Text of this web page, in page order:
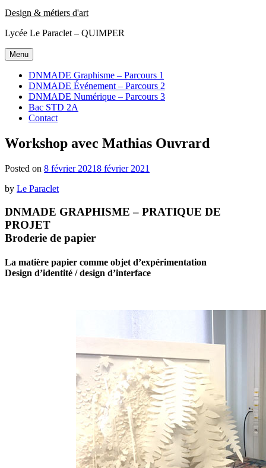
Design & métiers d'art
Lycée Le Paraclet – QUIMPER
Menu
DNMADE Graphisme – Parcours 1
DNMADE Événement – Parcours 2
DNMADE Numérique – Parcours 3
Bac STD 2A
Contact
Workshop avec Mathias Ouvrard
Posted on 8 février 20218 février 2021
by Le Paraclet
DNMADE GRAPHISME – PRATIQUE DE
PROJET
Broderie de papier
La matière papier comme objet d’expérimentation
Design d’identité / design d’interface